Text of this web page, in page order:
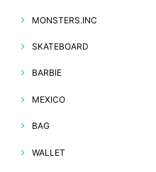
MONSTERS.INC
SKATEBOARD
BARBIE
MEXICO
BAG
WALLET